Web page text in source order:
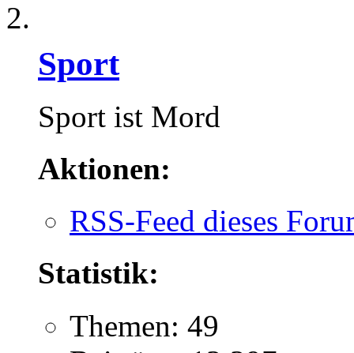
Sport
Sport ist Mord
Aktionen:
RSS-Feed dieses
Statistik:
Themen: 49